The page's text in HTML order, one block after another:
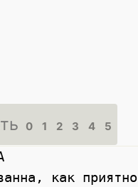
0 1 2 3 4 5
как